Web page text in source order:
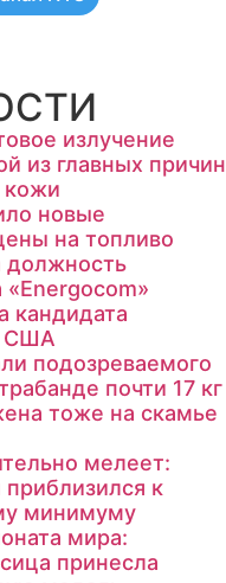
излучение
из главных причин
кожи
новые
на топливо
должность
«Energocom»
кандидата
США
подозреваемого
почти 17 кг
тоже на скамье
мелеет:
к
минимуму
мира:
принесла